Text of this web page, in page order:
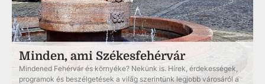
Minden, ami Székesfehérvár
Mindened Fehérvár és környéke? Nekünk is. Hírek, érdekességek,
programok és beszélgetések a világ szerintünk legjobb városáról a